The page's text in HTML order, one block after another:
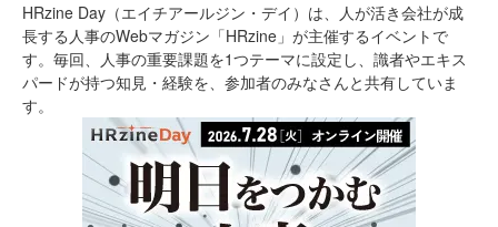
HRzine Day（エイチアールジン・デイ）は、人が活き会社が成
長する人事のWebマガジン「HRzine」が主催するイベントで
す。毎回、人事の重要課題を1つテーマに設定し、識者やエキス
パードが持つ知見・経験を、参加者のみなさんと共有していま
す。